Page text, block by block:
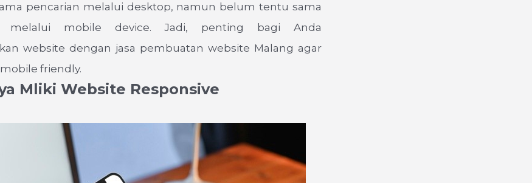
pencarian melalui desktop, namun belum tentu sama
melalui mobile device. Jadi, penting bagi Anda
website dengan jasa pembuatan website Malang agar
friendly.
Mliki Website Responsive